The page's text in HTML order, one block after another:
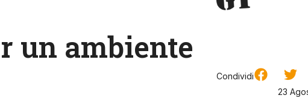
un ambiente
Condividi
23